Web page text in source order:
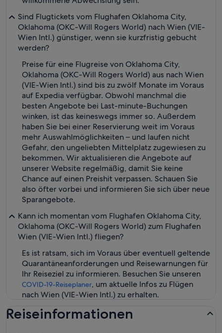
Sind Flugtickets vom Flughafen Oklahoma City,
Oklahoma (OKC-Will Rogers World) nach Wien (VIE-
Wien Intl.) günstiger, wenn sie kurzfristig gebucht
werden?
Preise für eine Flugreise von Oklahoma City,
Oklahoma (OKC-Will Rogers World) aus nach Wien
(VIE-Wien Intl.) sind bis zu zwölf Monate im Voraus
auf Expedia verfügbar. Obwohl manchmal die
besten Angebote bei Last-minute-Buchungen
winken, ist das keineswegs immer so. Außerdem
haben Sie bei einer Reservierung weit im Voraus
mehr Auswahlmöglichkeiten – und laufen nicht
Gefahr, den ungeliebten Mittelplatz zugewiesen zu
bekommen. Wir aktualisieren die Angebote auf
unserer Website regelmäßig, damit Sie keine
Chance auf einen Preishit verpassen. Schauen Sie
also öfter vorbei und informieren Sie sich über neue
Sparangebote.
Kann ich momentan vom Flughafen Oklahoma City,
Oklahoma (OKC-Will Rogers World) zum Flughafen
Wien (VIE-Wien Intl.) fliegen?
Es ist ratsam, sich im Voraus über eventuell geltende
Quarantäneanforderungen und Reisewarnungen für
Ihr Reiseziel zu informieren. Besuchen Sie unseren
COVID-19-Reiseplaner, um aktuelle Infos zu Flügen
nach Wien (VIE-Wien Intl.) zu erhalten.
Reiseinformationen